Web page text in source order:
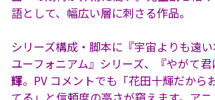
語として、幅広い層に刺さる作品。
シリーズ構成・脚本に『宇宙よりも遠い
ユーフォニアム』シリーズ、『やがて
輝。PV コメントでも「花田十輝だから